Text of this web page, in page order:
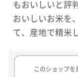
もおいしいと評
おいしいお米を
て、産地で精米
このショップを